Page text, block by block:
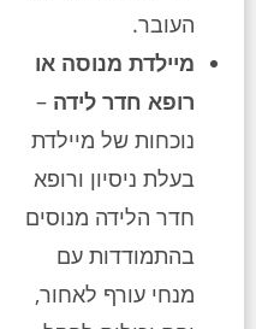
העובר.
מיילדת מנוסה או
רופא חדר לידה –
נוכחות של מיילדת
בעלת ניסיון ורופא
חדר הלידה מנוסים
בהתמודדות עם
מנחי עורף לאחור,